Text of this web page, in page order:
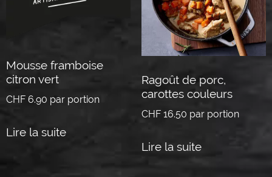
Mousse framboise
citron vert
CHF 6.90 par portion
Lire la suite
Ragoût de porc,
carottes couleurs
CHF16.50 par portion
Lire la suite